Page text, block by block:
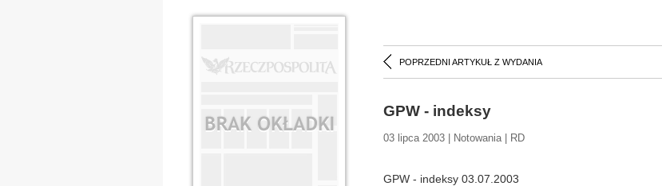
POPRZEDNI ARTYKUŁ Z WYDANIA
GPW - indeksy
03 lipca 2003 | Notowania | RD
GPW - indeksy 03.07.2003